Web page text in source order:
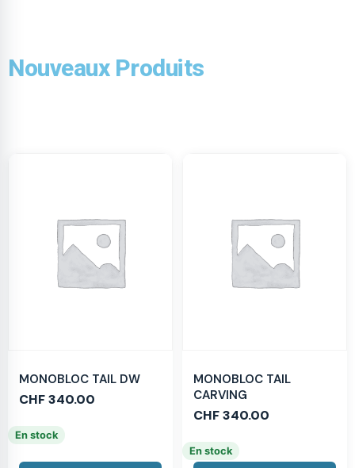
Nouveaux Produits
MONOBLOC TAIL DW
CHF340.00
En stock
MONOBLOC TAIL
CARVING
CHF340.00
En stock